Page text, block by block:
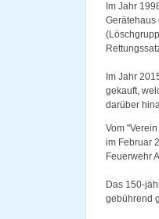
Im Jahr
Gerätehaus
Im Jahr
gekauft,
darüber
Vom
im Februar
Feuerwehr
Das 150-
gebührend